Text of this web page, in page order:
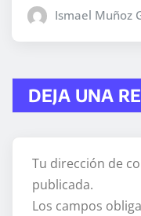
Ismael Muñoz
DEJA UNA
Tu dirección de
publicada.
Los campos